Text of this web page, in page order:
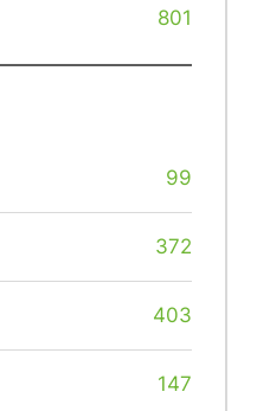
801
99
372
403
147